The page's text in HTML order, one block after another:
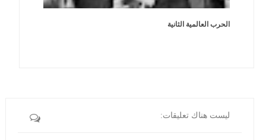
الحرب العالمية الثانية
ليست هناك تعليقات: